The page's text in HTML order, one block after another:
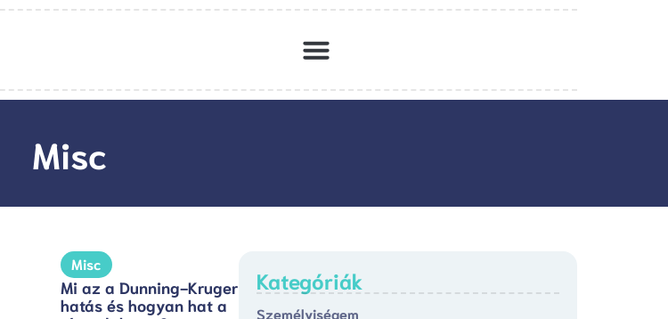
Misc
Misc
Mi az a Dunning-Kruger
hatás és hogyan hat a
Kategóriák
Személyiségem